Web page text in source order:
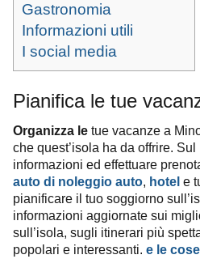
Gastronomia
Informazioni utili
I social media
Pianifica le tue
Organizza le tue vacanze a
che quest’isola ha da offrire.
informazioni ed effettuare
auto di noleggio auto, hotel e
pianificare il tuo soggiorno
informazioni aggiornate sui
sull’isola, sugli itinerari più
popolari e interessanti. e le